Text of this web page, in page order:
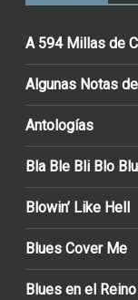
A 594 Millas de
Algunas Notas
Antologías
Bla Ble Bli Blo
Blowin’ Like Hell
Blues Cover Me
Blues en el